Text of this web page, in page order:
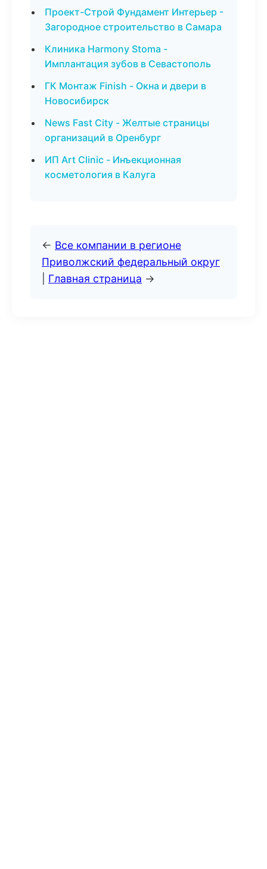
Проект-Строй Фундамент Интерьер -
Загородное строительство в Самара
Клиника Harmony Stoma -
Имплантация зубов в Севастополь
ГК Монтаж Finish - Окна и двери в
Новосибирск
News Fast City - Желтые страницы
организаций в Оренбург
ИП Art Clinic - Инъекционная
косметология в Калуга
← Все компании в регионе
Приволжский федеральный округ
Главная страница →